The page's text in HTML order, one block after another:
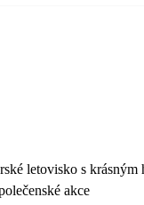
letovisko s krásným
akce